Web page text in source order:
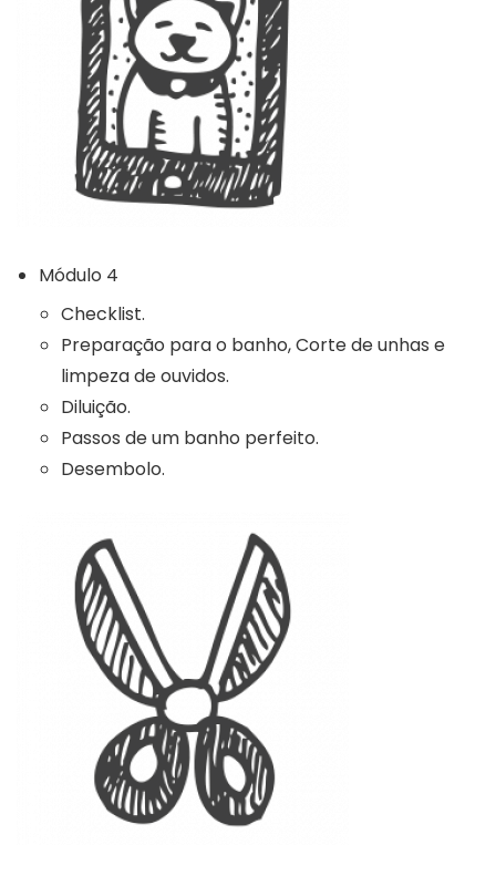
Módulo 4
Checklist.
Preparação para o banho, Corte de unhas e
limpeza de ouvidos.
Diluição.
Passos de um banho perfeito.
Desembolo.